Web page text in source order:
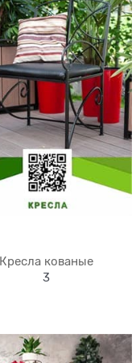
Кресла кованые
3